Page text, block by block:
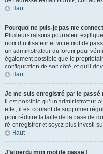
Haut
Pourquoi ne puis-je pas me
Plusieurs raisons pourraient
nom d’utilisateur et votre mot de
un administrateur du forum pour
également possible que le
configuration de son côté, et qu’il
Haut
Je me suis enregistré par le passé
Il est possible qu’un administrateur
effet, il est courant de supprimer
pour réduire la taille de la base de
ré-enregistrer et soyez plus investi
Haut
J’ai perdu mon mot de passe !